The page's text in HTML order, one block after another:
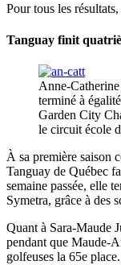
Pour tous les
Tanguay finit
Anne-
terminé à
Garden City
le circuit école
À sa première saison
Tanguay de Québec
semaine passée, elle
Symetra, grâce à des
Quant à Sara-Maude
pendant que Maude-
golfeuses la 65e place.